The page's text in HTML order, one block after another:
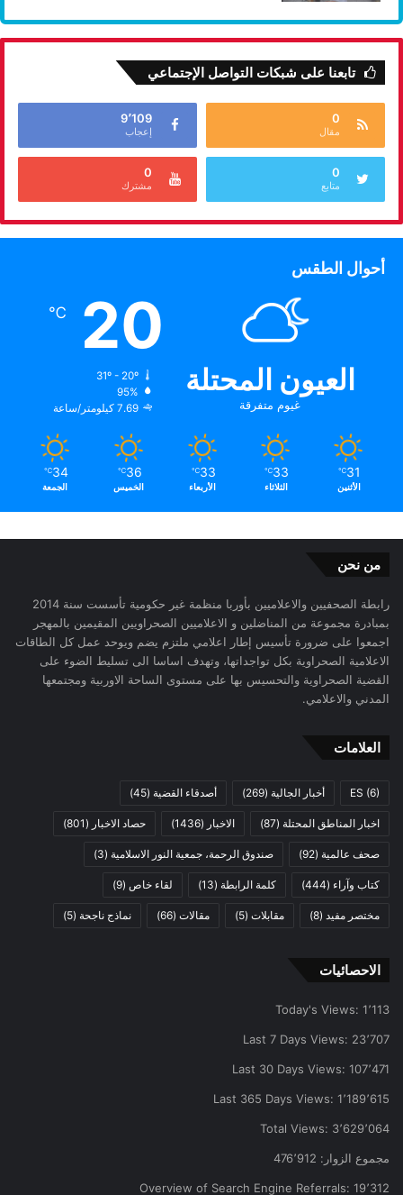
تابعنا على شبكات التواصل الإجتماعي
0
مقال
9٬109
إعجاب
0
متابع
0
مشترك
أحوال الطقس
العيون المحتلة
غيوم متفرقة
20
℃
31º - 20º
95%
7.69 كيلومتر/ساعة
31
℃
الأثنين
33
℃
الثلاثاء
33
℃
الأربعاء
36
℃
الخميس
34
℃
الجمعة
من نحن
رابطة الصحفيين والاعلاميين بأوربا منظمة غير حكومية تأسست سنة 2014
بمبادرة مجموعة من المناضلين و الاعلاميين الصحراويين المقيمين بالمهجر
اجمعوا على ضرورة تأسيس إطار اعلامي ملتزم يضم ويوحد عمل كل الطاقات
الاعلامية الصحراوية بكل تواجداتها، وتهدف اساسا الى تسليط الضوء على
القضية الصحراوية والتحسيس بها على مستوى الساحة الاوربية ومجتمعها
المدني والاعلامي.
العلامات
ES (6) أخبار الجالية (269) أصدقاء القضية (45)
اخبار المناطق المحتلة (87) الاخبار (1436) حصاد الاخبار (801)
صحف عالمية (92) صندوق الرحمة، جمعية النور الاسلامية (3)
كتاب وآراء (444) كلمة الرابطة (13) لقاء خاص (9)
مختصر مفيد (8) مقابلات (5) مقالات (66) نماذج ناجحة (5)
الاحصائيات
Today's Views: 1٬113
Last 7 Days Views: 23٬707
Last 30 Days Views: 107٬471
Last 365 Days Views: 1٬189٬615
Total Views: 3٬629٬064
مجموع الزوار: 476٬912
Overview of Search Engine Referrals: 19٬312